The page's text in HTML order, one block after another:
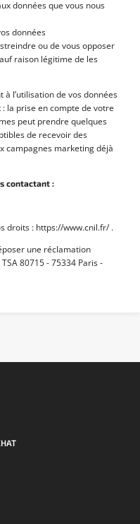
données que vous nous
données
ou de vous opposer
raison légitime de les
l’utilisation de vos données
la prise en compte de votre
peut prendre quelques
de recevoir des
campagnes marketing déjà
contactant :
droits : https://www.cnil.fr/ .
une réclamation
80715 - 75334 Paris -